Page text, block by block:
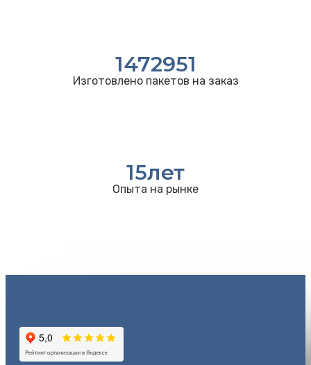
1472951
Изготовлено пакетов на заказ
15лет
Опыта на рынке